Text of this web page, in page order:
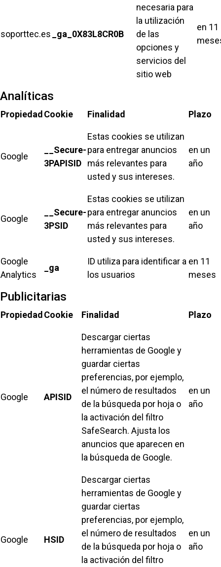
soporttec.es _ga_0X83L8CR0B
necesaria para
la utilización
de las
opciones y
servicios del
sitio web
en 11
Analíticas
Propiedad Cookie Finalidad Plazo
Google
__Secure-
3PAPISID
Estas cookies se utilizan
para entregar anuncios
más relevantes para
usted y sus intereses.
en un
año
Google
__Secure-
3PSID
Estas cookies se utilizan
para entregar anuncios
más relevantes para
usted y sus intereses.
en un
año
Google
Analytics
_ga
ID utiliza para identificar a
los usuarios
en 11
meses
Publicitarias
Propiedad Cookie Finalidad Plazo
Google APISID
Descargar ciertas
herramientas de Google y
guardar ciertas
preferencias, por ejemplo,
el número de resultados
de la búsqueda por hoja o
la activación del filtro
SafeSearch. Ajusta los
anuncios que aparecen en
la búsqueda de Google.
en un
año
Google HSID
Descargar ciertas
herramientas de Google y
guardar ciertas
preferencias, por ejemplo,
el número de resultados
de la búsqueda por hoja o
la activación del filtro
en un
año